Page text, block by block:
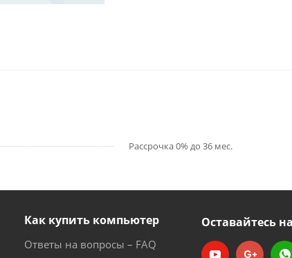
Рассрочка 0% до 36 мес.
Как купить компьютер
Ответы на вопросы – FAQ
Оставайтесь